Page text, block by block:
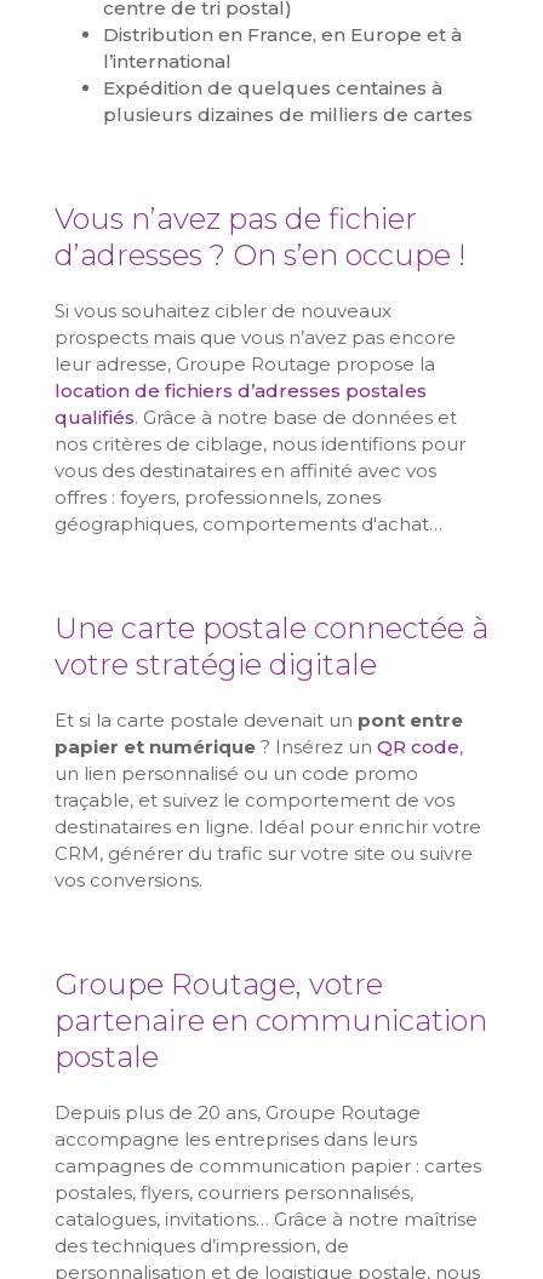
centre de tri postal)
Distribution en France, en Europe et à
l’international
Expédition de quelques centaines à
plusieurs dizaines de milliers de cartes
Vous n’avez pas de fichier
d’adresses ? On s’en occupe !
Si vous souhaitez cibler de nouveaux
prospects mais que vous n’avez pas encore
leur adresse, Groupe Routage propose la
location de fichiers d’adresses postales
qualifiés. Grâce à notre base de données et
nos critères de ciblage, nous identifions pour
vous des destinataires en affinité avec vos
offres : foyers, professionnels, zones
géographiques, comportements d'achat…
Une carte postale connectée à
votre stratégie digitale
Et si la carte postale devenait un pont entre
papier et numérique? Insérez un QR code,
un lien personnalisé ou un code promo
traçable, et suivez le comportement de vos
destinataires en ligne. Idéal pour enrichir votre
CRM, générer du trafic sur votre site ou suivre
vos conversions.
Groupe Routage, votre
partenaire en communication
postale
Depuis plus de 20 ans, Groupe Routage
accompagne les entreprises dans leurs
campagnes de communication papier : cartes
postales, flyers, courriers personnalisés,
catalogues, invitations… Grâce à notre maîtrise
des techniques d’impression, de
personnalisation et de logistique postale, nous